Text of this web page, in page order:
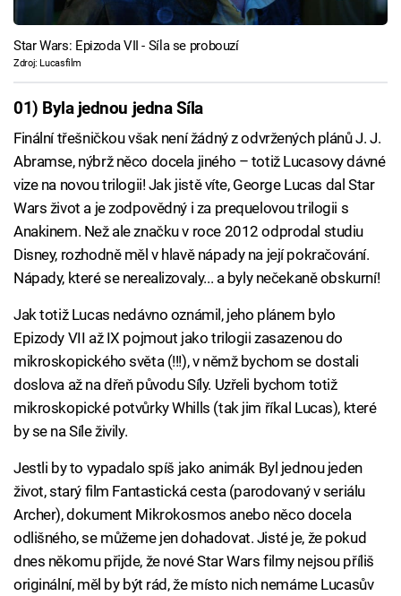
Star Wars: Epizoda VII - Síla se probouzí
Zdroj: Lucasfilm
01) Byla jednou jedna Síla
Finální třešničkou však není žádný z odvržených plánů J. J.
Abramse, nýbrž něco docela jiného – totiž Lucasovy dávné
vize na novou trilogii! Jak jistě víte, George Lucas dal Star
Wars život a je zodpovědný i za prequelovou trilogii s
Anakinem. Než ale značku v roce 2012 odprodal studiu
Disney, rozhodně měl v hlavě nápady na její pokračování.
Nápady, které se nerealizovaly... a byly nečekaně obskurní!
Jak totiž Lucas nedávno oznámil, jeho plánem bylo
Epizody VII až IX pojmout jako trilogii zasazenou do
mikroskopického světa (!!!), v němž bychom se dostali
doslova až na dřeň původu Síly. Uzřeli bychom totiž
mikroskopické potvůrky Whills (tak jim říkal Lucas), které
by se na Síle živily.
Jestli by to vypadalo spíš jako animák Byl jednou jeden
život, starý film Fantastická cesta (parodovaný v seriálu
Archer), dokument Mikrokosmos anebo něco docela
odlišného, se můžeme jen dohadovat. Jisté je, že pokud
dnes někomu přijde, že nové Star Wars filmy nejsou příliš
originální, měl by být rád, že místo nich nemáme Lucasův